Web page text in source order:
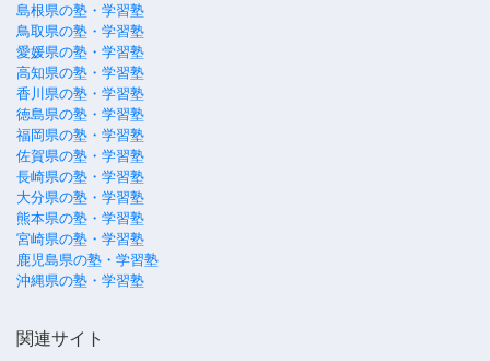
島根県の塾・学習塾
鳥取県の塾・学習塾
愛媛県の塾・学習塾
高知県の塾・学習塾
香川県の塾・学習塾
徳島県の塾・学習塾
福岡県の塾・学習塾
佐賀県の塾・学習塾
長崎県の塾・学習塾
大分県の塾・学習塾
熊本県の塾・学習塾
宮崎県の塾・学習塾
鹿児島県の塾・学習塾
沖縄県の塾・学習塾
関連サイト